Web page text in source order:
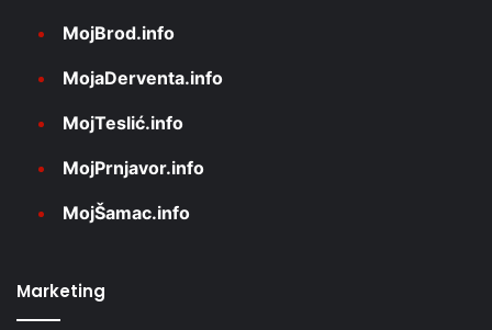
MojBrod.info
MojaDerventa.info
MojTeslić.info
MojPrnjavor.info
MojŠamac.info
Marketing